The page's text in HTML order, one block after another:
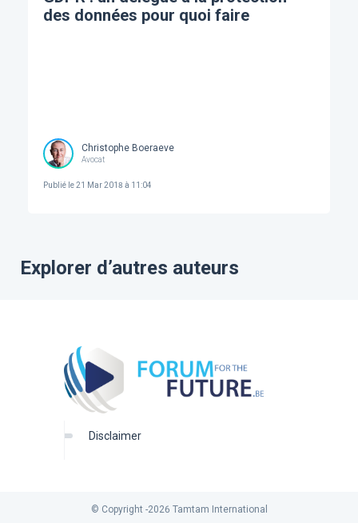
des données pour quoi faire
Christophe Boeraeve
Avocat
Publié le21 Mar 2018 à 11:04
Explorer d’autres auteurs
disclaimer
© Copyright -2026 Tamtam International